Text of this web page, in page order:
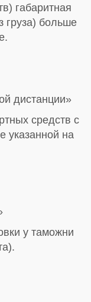
габаритная
груза) больше
дистанции»
средств с
указанной на
у таможни